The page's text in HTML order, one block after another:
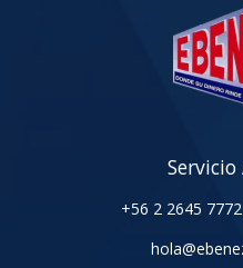
+56 2 2645 7772